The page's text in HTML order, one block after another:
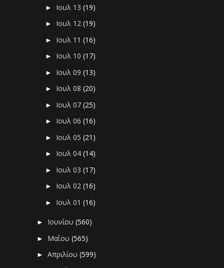
► Ιουλ 13(19)
► Ιουλ 12(19)
► Ιουλ 11(16)
► Ιουλ 10(17)
► Ιουλ 09(13)
► Ιουλ 08(20)
► Ιουλ 07(25)
► Ιουλ 06(16)
► Ιουλ 05(21)
► Ιουλ 04(14)
► Ιουλ 03(17)
► Ιουλ 02(16)
► Ιουλ 01(16)
► Ιουνίου(560)
► Μαΐου(565)
►Απριλίου(599)